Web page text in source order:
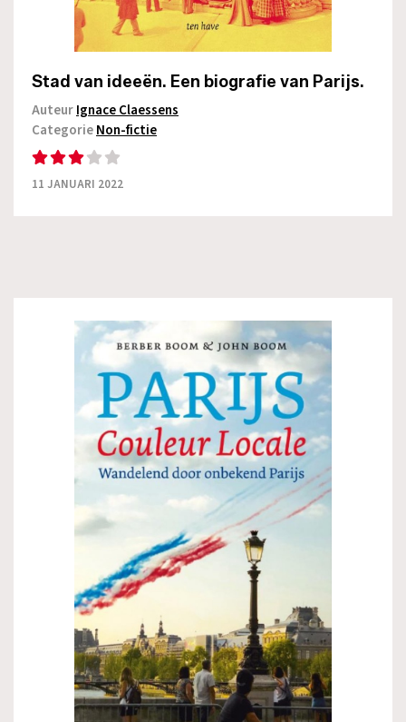
Stad van ideeën. Een biografie van Parijs.
AuteurIgnace Claessens
CategorieNon-fictie
11 JANUARI 2022